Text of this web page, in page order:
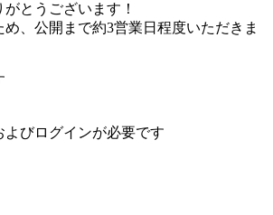
とうございます！
、公開まで約3営業日程度いただきま
びログインが必要です